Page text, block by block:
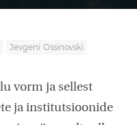
Jevgeni Ossinovski
vorm ja sellest
ja institutsioonide